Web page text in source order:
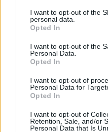
not limited to your visit or
grant or deny consent to
use your data for below
consent section.
I want to opt-out of the
personal data.
Opted In
I want to opt-out of the
Personal Data.
Opted In
I want to opt-out of
Personal Data for
Opted In
I want to opt-out of
Retention, Sale, and/or
Personal Data that Is